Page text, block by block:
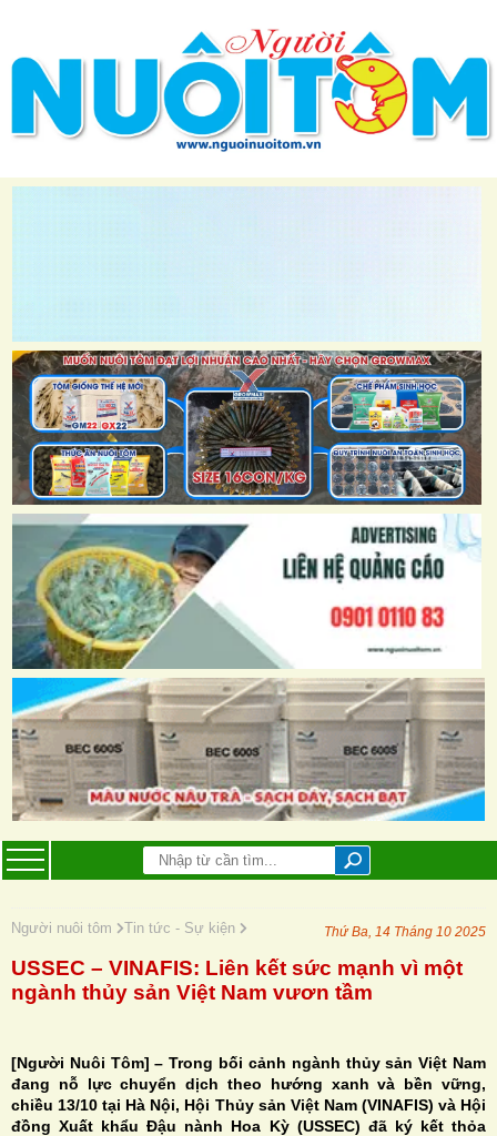
Người nuôi tôm Tin tức - Sự kiện Thứ Ba, 14 Tháng 10 2025
USSEC – VINAFIS: Liên kết sức mạnh vì một
ngành thủy sản Việt Nam vươn tầm
[Người Nuôi Tôm] – Trong bối cảnh ngành thủy sản Việt Nam
đang nỗ lực chuyển dịch theo hướng xanh và bền vững,
chiều 13/10 tại Hà Nội, Hội Thủy sản Việt Nam (VINAFIS) và Hội
đồng Xuất khẩu Đậu nành Hoa Kỳ (USSEC) đã ký kết thỏa